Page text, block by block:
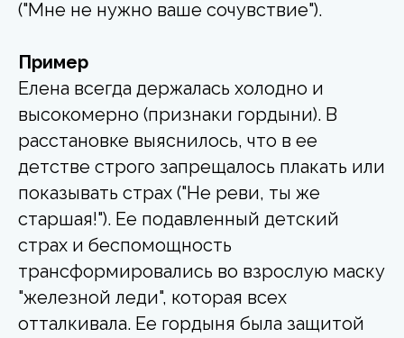
("Мне не нужно ваше сочувствие").
Пример
Елена всегда держалась холодно и
высокомерно (признаки гордыни). В
расстановке выяснилось, что в ее
детстве строго запрещалось плакать или
показывать страх ("Не реви, ты же
старшая!"). Ее подавленный детский
страх и беспомощность
трансформировались во взрослую маску
"железной леди", которая всех
отталкивала. Ее гордыня была защитой